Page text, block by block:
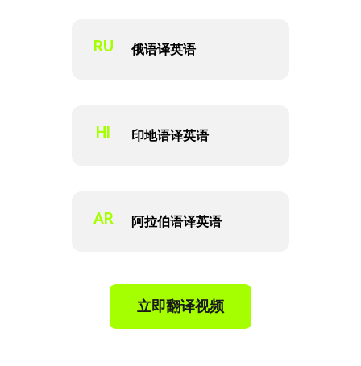
RU 俄语译英语
HI 印地语译英语
AR 阿拉伯语译英语
立即翻译视频